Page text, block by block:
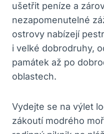
ušetřit peníze a
nezapomenutelné
ostrovy nabízejí
i velké dobrodruhy,
památek až po
oblastech.
Vydejte se na výlet
zákoutí modrého